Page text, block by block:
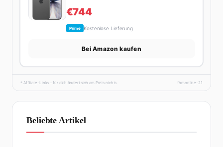
€744
Prime Kostenlose Lieferung
Bei Amazon kaufen
* Affiliate-Links – für dich ändert sich am Preis nichts. fhmonline-21
Beliebte Artikel